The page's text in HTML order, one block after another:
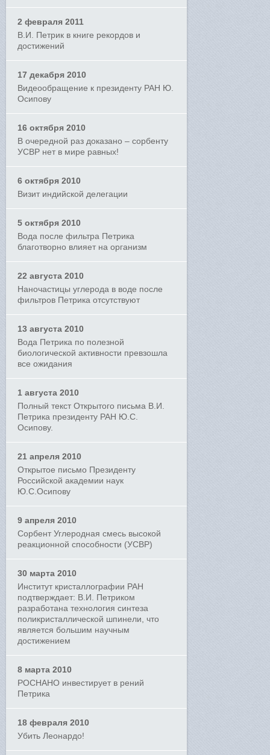
2 февраля 2011
В.И. Петрик в книге рекордов и
достижений
17 декабря 2010
Видеообращение к президенту РАН Ю.
Осипову
16 октября 2010
В очередной раз доказано – сорбенту
УСВР нет в мире равных!
6 октября 2010
Визит индийской делегации
5 октября 2010
Вода после фильтра Петрика
благотворно влияет на организм
22 августа 2010
Наночастицы углерода в воде после
фильтров Петрика отсутствуют
13 августа 2010
Вода Петрика по полезной
биологической активности превзошла
все ожидания
1 августа 2010
Полный текст Открытого письма В.И.
Петрика президенту РАН Ю.С.
Осипову.
21 апреля 2010
Открытое письмо Президенту
Российской академии наук
Ю.С.Осипову
9 апреля 2010
Сорбент Углеродная смесь высокой
реакционной способности (УСВР)
30 марта 2010
Институт кристаллографии РАН
подтверждает: В.И. Петриком
разработана технология синтеза
поликристаллической шпинели, что
является большим научным
достижением
8 марта 2010
РОСНАНО инвестирует в рений
Петрика
18 февраля 2010
Убить Леонардо!